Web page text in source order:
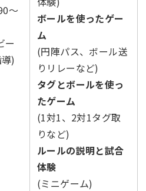
〜
ー
)
ボールを使ったゲー
ム
(円陣パス、ボール送
りリレーなど)
タグとボールを使っ
たゲーム
(1対1、2対1タグ取
りなど)
ルールの説明と試合
体験
(ミニゲーム)